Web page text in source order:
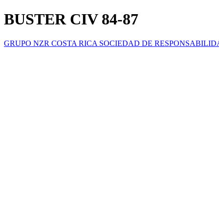
BUSTER CIV 84-87
GRUPO NZR COSTA RICA SOCIEDAD DE